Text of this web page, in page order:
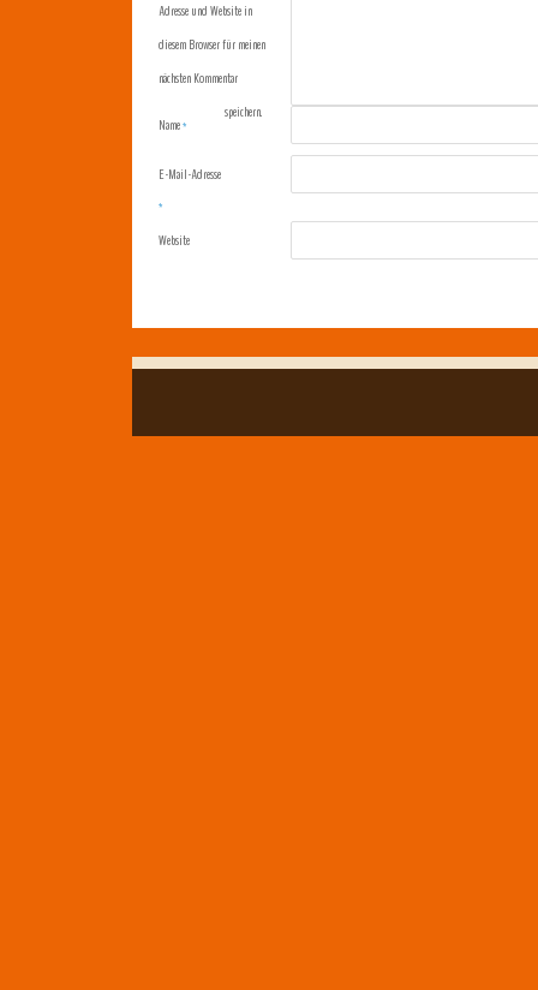
Name*
E-Mail-Adresse
*
Website
Adresse und Website in
diesem Browser für meinen
nächsten Kommentar
speichern.